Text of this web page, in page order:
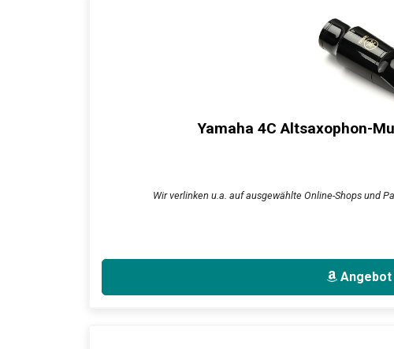
Yamaha 4C Altsaxophon-
Wir verlinken u.a. auf ausgewählte Online-Shops und
Angebot